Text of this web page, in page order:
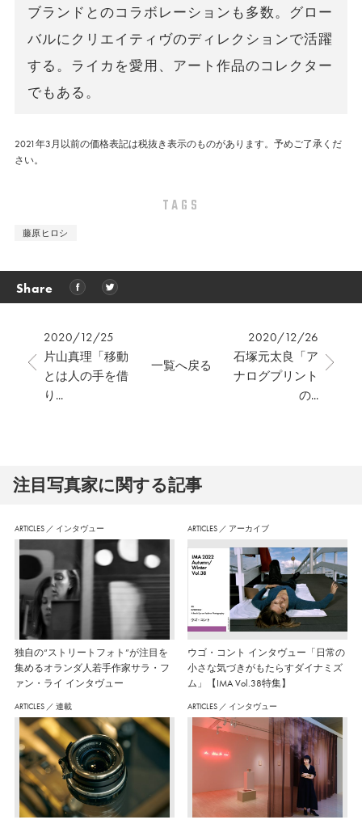
ブランドとのコラボレーションも多数。グロー
バルにクリエイティヴのディレクションで活躍
する。ライカを愛用、アート作品のコレクター
でもある。
2021年3月以前の価格表記は税抜き表示のものがあります。予めご了承くだ
さい。
TAGS
藤原ヒロシ
Share
2020/12/25
片山真理「移動
とは人の手を借
り...
2020/12/26
石塚元太良「ア
ナログプリント
の...
一覧へ戻る
注⽬写真家に関する記事
ARTICLES ／ インタヴュー
独自の“ストリートフォト”が注目を
集めるオランダ人若手作家サラ・フ
ァン・ライ インタヴュー
ARTICLES ／ アーカイブ
ウゴ・コント インタヴュー「日常の
小さな気づきがもたらすダイナミズ
ム」【IMA Vol.38特集】
ARTICLES ／ 連載 ARTICLES ／ インタヴュー